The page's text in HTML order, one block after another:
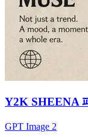
Y2K SHEENA
GPT Image 2